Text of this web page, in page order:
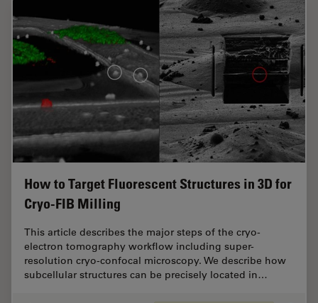
How to Target Fluorescent Structures in 3D for
Cryo-FIB Milling
This article describes the major steps of the cryo-
electron tomography workflow including super-
resolution cryo-confocal microscopy. We describe how
subcellular structures can be precisely located in…